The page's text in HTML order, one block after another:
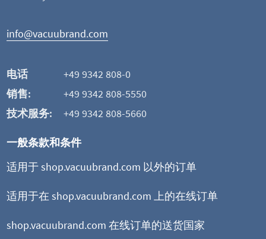
info@vacuubrand.com
电话
+49 9342 808-0
销售:
+49 9342 808-5550
技术服务:
+49 9342 808-5660
一般条款和条件
适用于 shop.vacuubrand.com 以外的订单
适用于在 shop.vacuubrand.com 上的在线订单
shop.vacuubrand.com 在线订单的送货国家